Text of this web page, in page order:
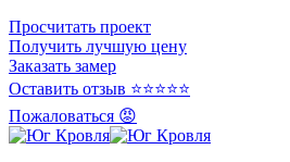
Просчитать проект
Получить лучшую цену
Заказать замер
Оставить отзыв ⭐⭐⭐⭐⭐
Пожаловаться 😡